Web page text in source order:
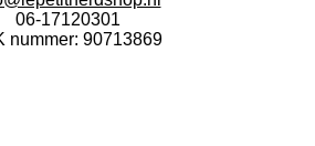
06-17120301
nummer: 90713869